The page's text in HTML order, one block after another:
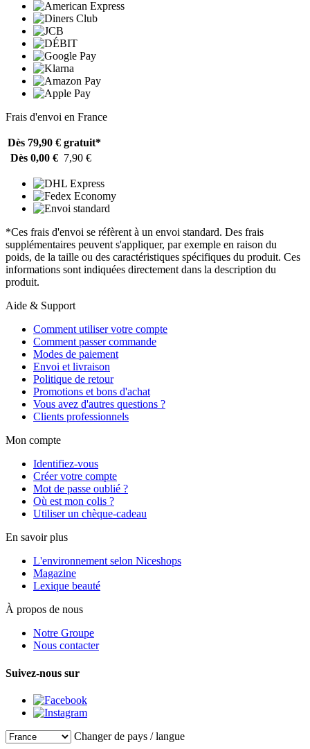
Frais d'envoi en France
Dès 79,90 € gratuit*
Dès 0,00 € 7,90 €
*Ces frais d'envoi se réfèrent à un envoi standard. Des frais
supplémentaires peuvent s'appliquer, par exemple en raison du
poids, de la taille ou des caractéristiques spécifiques du produit. Ces
informations sont indiquées directement dans la description du
produit.
Aide & Support
Comment utiliser votre compte
Comment passer commande
Modes de paiement
Envoi et livraison
Politique de retour
Promotions et bons d'achat
Vous avez d'autres questions ?
Clients professionnels
Mon compte
Identifiez-vous
Créer votre compte
Mot de passe oublié ?
Où est mon colis ?
Utiliser un chèque-cadeau
En savoir plus
L'environnement selon Niceshops
Magazine
Lexique beauté
À propos de nous
Notre Groupe
Nous contacter
Suivez-nous sur
Changer de pays / langue